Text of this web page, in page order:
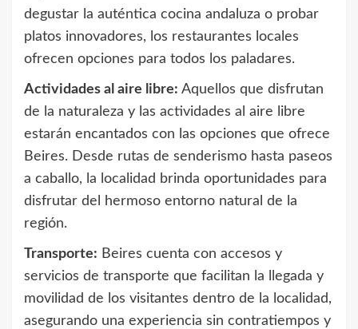
degustar la auténtica cocina andaluza o probar
platos innovadores, los restaurantes locales
ofrecen opciones para todos los paladares.
Actividades al aire libre: Aquellos que disfrutan
de la naturaleza y las actividades al aire libre
estarán encantados con las opciones que ofrece
Beires. Desde rutas de senderismo hasta paseos
a caballo, la localidad brinda oportunidades para
disfrutar del hermoso entorno natural de la
región.
Transporte: Beires cuenta con accesos y
servicios de transporte que facilitan la llegada y
movilidad de los visitantes dentro de la localidad,
asegurando una experiencia sin contratiempos y